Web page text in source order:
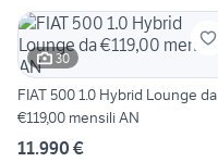
30
FIAT 500 1.0 Hybrid Lounge da
€119,00 mensili AN
11.990 €